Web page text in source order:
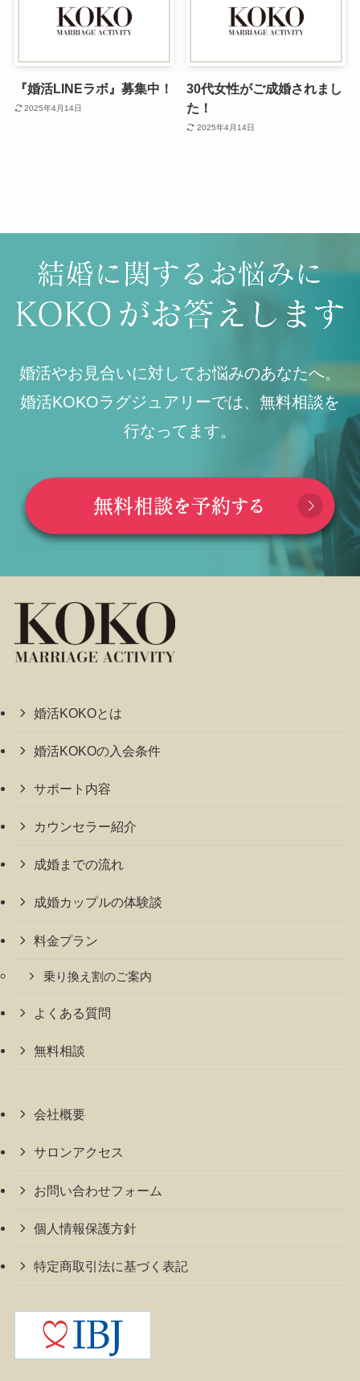
『婚活LINEラボ』募集中！
2025年4月14日
30代女性がご成婚されまし
た！
2025年4月14日
婚活やお見合いに対してお悩みのあなたへ。
婚活KOKOラグジュアリーでは、無料相談を
行なってます。
婚活KOKOとは
婚活KOKOの入会条件
サポート内容
カウンセラー紹介
成婚までの流れ
成婚カップルの体験談
料金プラン
乗り換え割のご案内
よくある質問
無料相談
会社概要
サロンアクセス
お問い合わせフォーム
個人情報保護方針
特定商取引法に基づく表記